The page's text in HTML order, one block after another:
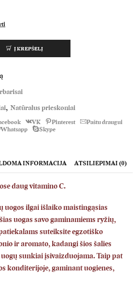
Į KREPŠELĮ
, Natūralus prieskoniai
VK Pinterest
Paštu draugui
Whatsapp Skype
INFORMACIJA ATSILIEPIMAI (0)
daug vitamino C.
uogos ilgai išlaiko maistingąsias
uogas savo gaminamiems ryžių,
suteiksite egzotiško
ir aromato, kadangi šios šalies
sunkiai įsivaizduojama. Taip pat
konditerijoje, gaminant uogienes,